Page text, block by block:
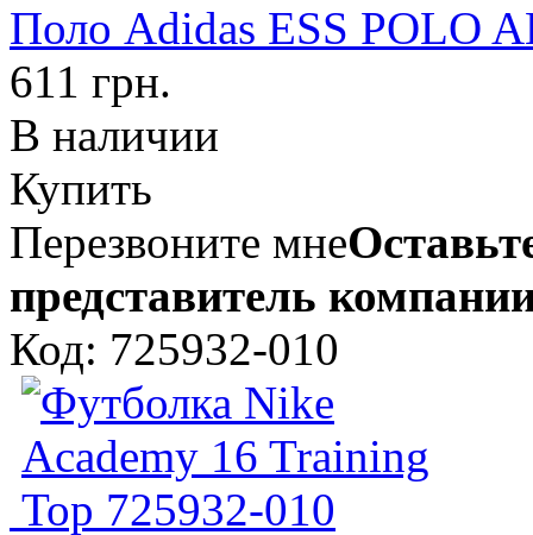
Поло Adidas ESS POLO
611 грн.
В наличии
Купить
Перезвоните мне
представитель
Код: 725932-010